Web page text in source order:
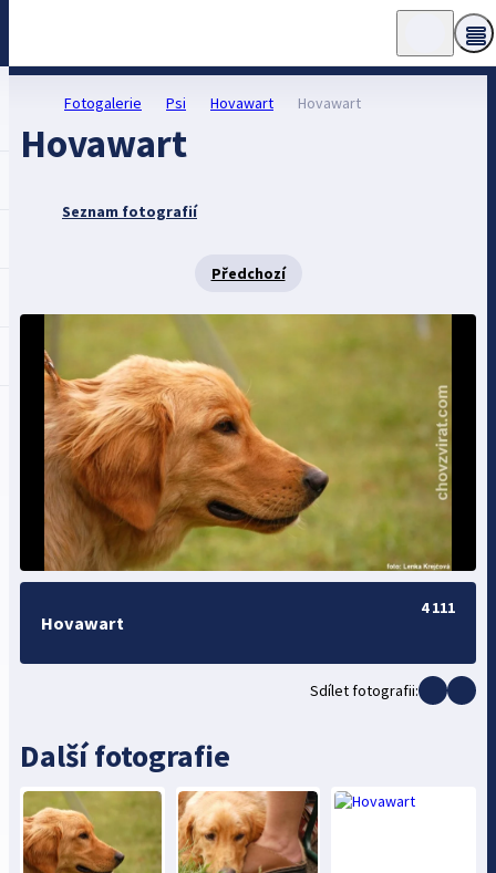
Fotogalerie Psi Hovawart Hovawart
Hovawart
Seznam fotografií
Předchozí
Hovawart
4 111
Sdílet fotografii:
Další fotografie